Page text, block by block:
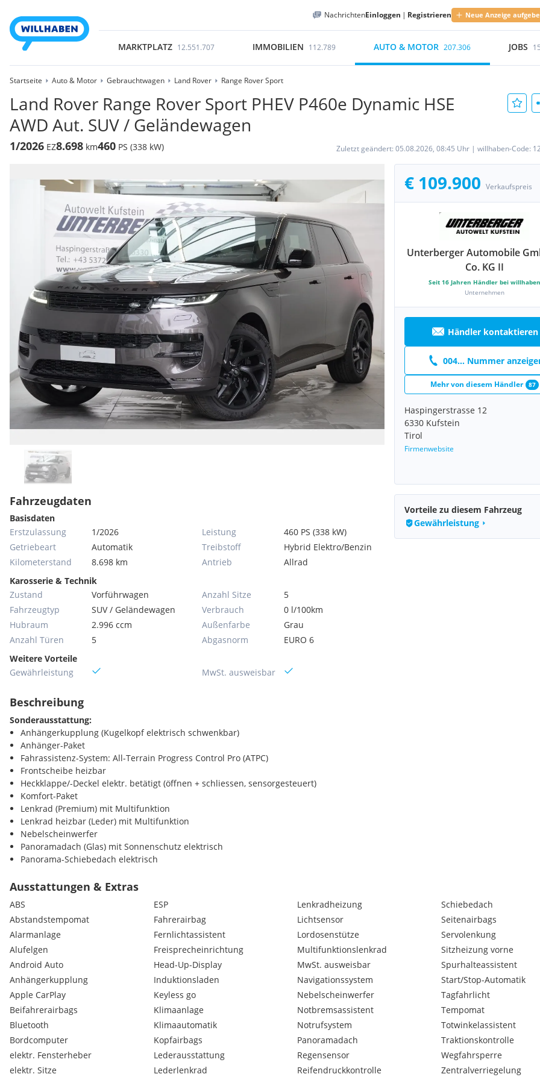
NachrichtenEinloggen | Registrieren Neue Anzeige
MARKTPLATZ 12.551.707 IMMOBILIEN 112.789 AUTO & MOTOR 207.306 JOBS
Startseite Auto & Motor Gebrauchtwagen Land Rover Range Rover Sport
Land Rover Range Rover Sport PHEV P460e Dynamic HSE
AWD Aut. SUV / Geländewagen
1/2026 EZ8.698 km460 PS (338 kW) Zuletzt geändert: 05.08.2026, 08:45 Uhr | willhaben-Code:
€ 109.900 Verkaufspreis
Unterberger Automobile
Co. KG II
Seit 16 Jahren Händler bei willhaben
Unternehmen
Händler kontaktieren
004... Nummer
Mehr von diesem Händler 87
Haspingerstrasse 12
6330 Kufstein
Tirol
Firmenwebsite
Fahrzeugdaten
Basisdaten
Erstzulassung
1/2026
Getriebeart
Automatik
Kilometerstand
8.698 km
Leistung
460 PS (338 kW)
Treibstoff
Hybrid Elektro/Benzin
Antrieb
Allrad
Karosserie & Technik
Zustand
Vorführwagen
Fahrzeugtyp
SUV / Geländewagen
Hubraum
2.996 ccm
Anzahl Türen
5
Anzahl Sitze
5
Verbrauch
0 l/100km
Außenfarbe
Grau
Abgasnorm
EURO 6
Weitere Vorteile
Gewährleistung
MwSt. ausweisbar
Beschreibung
Sonderausstattung:
Anhängerkupplung (Kugelkopf elektrisch schwenkbar)
Anhänger-Paket
Fahrassistenz-System: All-Terrain Progress Control Pro (ATPC)
Frontscheibe heizbar
Heckklappe/-Deckel elektr. betätigt (öffnen + schliessen, sensorgesteuert)
Komfort-Paket
Lenkrad (Premium) mit Multifunktion
Lenkrad heizbar (Leder) mit Multifunktion
Nebelscheinwerfer
Panoramadach (Glas) mit Sonnenschutz elektrisch
Panorama-Schiebedach elektrisch
Seitenscheiben hinten Verbundglas
Seitenscheiben vorn Verbundglas
Sonnenblenden an Seitenscheiben hinten
Verglasung hinten abgedunkelt (Privacy Glass)
Sitzbezug:
Leder
Außenausstattung:
Heckklappe/-Deckel elektr. betätigt (öffnen + schliessen)
LM-Felgen 9,5x22 (5-Doppelspeichen, Satin Dark Grey, Style 5127)
Luftfederung elektronisch geregelt
Komfort/Innenausstattung:
Ambiente-Beleuchtung
Audiosystem: Meridian Sound-System (800 Watt, 19 Lautsprecher, Subwoofer)
Außenspiegel elektr. verstell-, heiz- und anklappbar, mit Abblendautomatik und
Umfeldleuchte
Außenspiegel mit Memoryfunktion
Vorteile zu diesem Fahrzeug
Gewährleistung
Ausstattungen & Extras
ABS
Abstandstempomat
Alarmanlage
Alufelgen
Android Auto
Anhängerkupplung
Apple CarPlay
Beifahrerairbags
Bluetooth
Bordcomputer
elektr. Fensterheber
elektr. Sitze
ESP
Fahrerairbag
Fernlichtassistent
Freisprecheinrichtung
Head-Up-Display
Induktionsladen
Keyless go
Klimaanlage
Klimaautomatik
Kopfairbags
Lederausstattung
Lederlenkrad
Lenkradheizung
Lichtsensor
Lordosenstütze
Multifunktionslenkrad
MwSt. ausweisbar
Navigationssystem
Nebelscheinwerfer
Notbremsassistent
Notrufsystem
Panoramadach
Regensensor
Reifendruckkontrolle
Schiebedach
Seitenairbags
Servolenkung
Sitzheizung vorne
Spurhalteassistent
Start/Stop-Automatik
Tagfahrlicht
Tempomat
Totwinkelassistent
Traktionskontrolle
Wegfahrsperre
Zentralverriegelung